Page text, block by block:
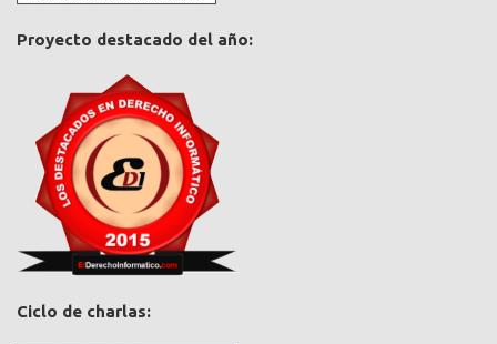
Proyecto destacado del año:
Ciclo de charlas: